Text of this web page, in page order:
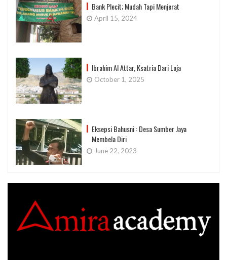
Bank Plecit; Mudah Tapi Menjerat
April 15, 2024
Ibrahim Al Attar, Ksatria Dari Loja
October 1, 2025
Eksepsi Bahusni : Desa Sumber Jaya
Membela Diri
June 22, 2023